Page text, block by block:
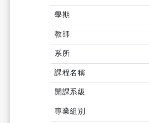
學期
教師
系所
課程名稱
開課系級
專業組別